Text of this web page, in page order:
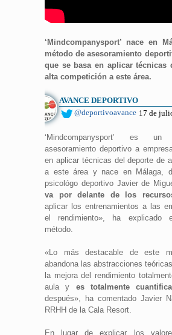
‘Mindcompanysport’ nace en
método de asesoramiento
que se basa en aplicar técnicas
alta competición a este área.
AVANCE DEPORTIVO
@deportivoavance 17 de
‘Mindcompanysport’ es
asesoramiento deportivo a
en aplicar técnicas del deporte de
a este área y nace en Málaga,
psicológo deportivo Javier de
va por delante de los
aplicar los entrenamientos a las
el rendimiento», ha explicado
método.
«Lo más destacable de este
abandona las abstracciones
la mejora del rendimiento
aula y es totalmente
después», ha comentado Javier
RRHH de la Cala Resort.
En lugar de explicar los